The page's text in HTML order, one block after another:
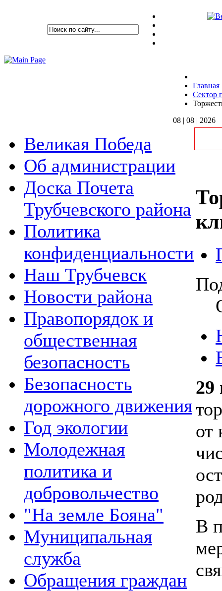
Главная
Сектор
08 | 08 | 2026
Великая Победа
Об администрации
Доска Почета
Трубчевского района
Политика
конфиденциальности
Наш Трубчевск
Новости района
Правопорядок и
общественная
безопасность
Безопасность
дорожного движения
Год экологии
Молодежная
политика и
добровольчество
"На земле Бояна"
Муниципальная
служба
Обращения граждан
29
от
В